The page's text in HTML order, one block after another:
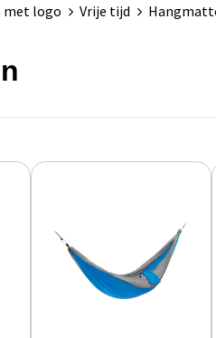
met logo Vrije tijd